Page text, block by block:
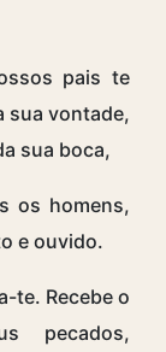
pais te
sua vontade,
sua boca,
os homens,
e ouvido.
te. Recebe o
pecados,